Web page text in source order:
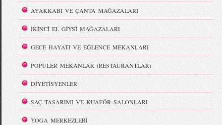
AYAKKABI VE ÇANTA MAĞAZALARI
İKİNCİ EL GİYSİ MAĞAZALARI
GECE HAYATI VE EĞLENCE MEKANLARI
POPÜLER MEKANLAR (RESTAURANTLAR)
DİYETİSYENLER
SAÇ TASARIMI VE KUAFÖR SALONLARI
YOGA MERKEZLERİ